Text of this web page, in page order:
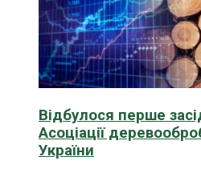
Відбулося перше
Асоціації
України